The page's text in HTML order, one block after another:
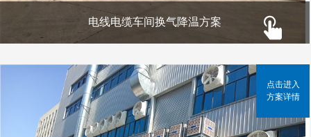
电线电缆车间换气降温方案
点击进入
方案详情